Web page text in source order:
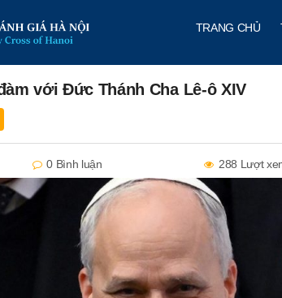
TRANG CHỦ
với Đức Thánh Cha Lê-ô XIV
0 Bình luận 288 Lượt